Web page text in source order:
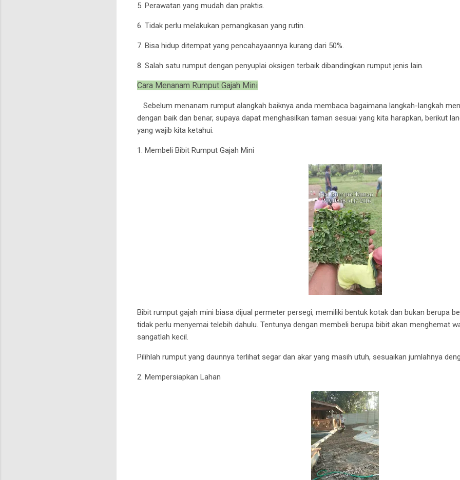
5. Perawatan yang mudah dan praktis.
6. Tidak perlu melakukan pemangkasan yang rutin.
7. Bisa hidup ditempat yang pencahayaannya kurang dari 50%.
8. Salah satu rumput dengan penyuplai oksigen terbaik dibandingkan rumput jenis lain.
Cara Menanam Rumput Gajah Mini
Sebelum menanam rumput alangkah baiknya anda membaca bagaimana langkah-langkah
dengan baik dan benar, supaya dapat menghasilkan taman sesuai yang kita harapkan, berikut
yang wajib kita ketahui.
1. Membeli Bibit Rumput Gajah Mini
Bibit rumput gajah mini biasa dijual permeter persegi, memiliki bentuk kotak dan bukan berupa
tidak perlu menyemai telebih dahulu. Tentunya dengan membeli berupa bibit akan menghemat
sangatlah kecil.
Pilihlah rumput yang daunnya terlihat segar dan akar yang masih utuh, sesuaikan jumlahnya
2. Mempersiapkan Lahan